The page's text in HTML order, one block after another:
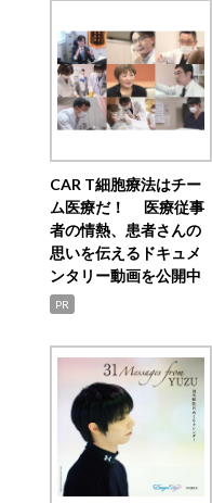
CAR T細胞療法はチー
ム医療だ！ 医療従事
者の情熱、患者さんの
思いを伝えるドキュメ
ンタリー動画を公開中
PR